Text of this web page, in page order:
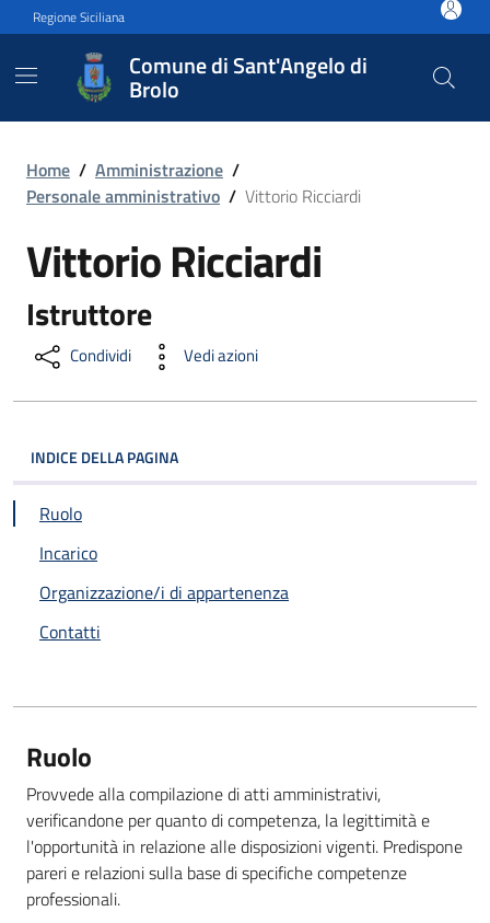
Vai ai contenuti
Vai al footer
Regione Siciliana
Comune di Sant'Angelo di
Brolo
Vittorio Ricciardi
Home / Amministrazione /
Personale amministrativo / Vittorio Ricciardi
Vittorio Ricciardi
Istruttore
Condividi Vedi azioni
INDICE DELLA PAGINA
Ruolo
Incarico
Organizzazione/i di appartenenza
Contatti
Ruolo
Provvede alla compilazione di atti amministrativi,
verificandone per quanto di competenza, la legittimità e
l'opportunità in relazione alle disposizioni vigenti. Predispone
pareri e relazioni sulla base di specifiche competenze
professionali.